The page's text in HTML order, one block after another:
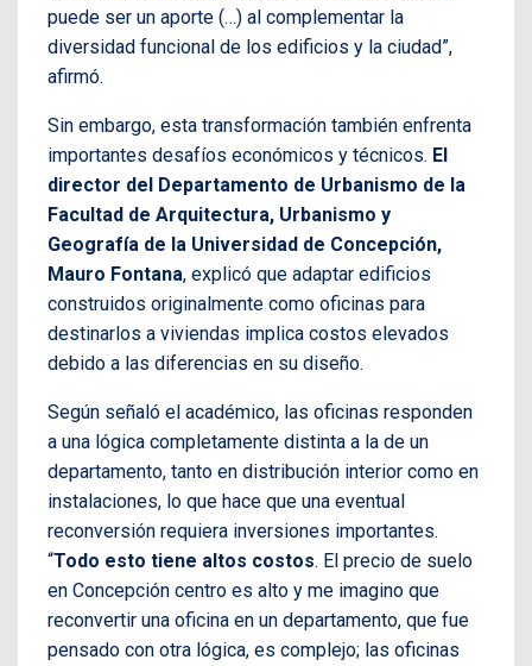
puede ser un aporte (…) al complementar la
diversidad funcional de los edificios y la ciudad”,
afirmó.
Sin embargo, esta transformación también enfrenta
importantes desafíos económicos y técnicos. El
director del Departamento de Urbanismo de la
Facultad de Arquitectura, Urbanismo y
Geografía de la Universidad de Concepción,
Mauro Fontana, explicó que adaptar edificios
construidos originalmente como oficinas para
destinarlos a viviendas implica costos elevados
debido a las diferencias en su diseño.
Según señaló el académico, las oficinas responden
a una lógica completamente distinta a la de un
departamento, tanto en distribución interior como en
instalaciones, lo que hace que una eventual
reconversión requiera inversiones importantes.
“Todo esto tiene altos costos. El precio de suelo
en Concepción centro es alto y me imagino que
reconvertir una oficina en un departamento, que fue
pensado con otra lógica, es complejo; las oficinas